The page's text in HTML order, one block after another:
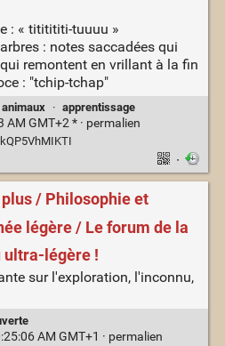
: « tititititi-tuuuu »
: notes saccadées qui
remontent en vrillant à la fin
: "tchip-tchap"
animaux · apprentissage
GMT+2 * · permalien
·
/ Philosophie et
légère / Le forum de la
ultra-légère !
sur l'exploration, l'inconnu,
AM GMT+1 · permalien